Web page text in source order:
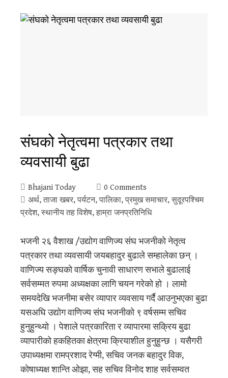
संघको नेतृत्वमा पत्रकार तथा
व्यवसायी बुढा
Bhajani Today
0 Comments
अर्थ, ताजा खबर, पर्यटन, पालिका, प्रमुख समाचार, सुदूरपश्‍चिम
प्रदेश, स्थानीय तह विशेष, हाम्रा जनप्रतिनिधि
भजनी २६ वैशाख /उद्योग वाणिज्य संघ भजनीकाे नेतृत्व
पत्रकार तथा व्यवसायी जयबहादुर बुढाले सम्हालेका छन् ।
वाणिज्य सङ्घको वार्षिक चुनावी साधारण सभाले बुढालाई
सर्वसम्मत रुपमा अध्यक्षका लागि चयन गरेको हो । लामो
समयदेखि भजनीमा बसेर व्यापार व्यवसाय गर्दै आउनुभएका बुढा
यसअघि उद्योग वाणिज्य संघ भजनीको ९ वर्षसम्म सचिव
हुनुहुन्थ्यो । पेशाले पत्रकारिता र व्यापारमा सक्रिय बुढा
व्यापारीको हकहितका क्षेत्रमा क्रियाशील हुनुहुन्छ । यसैगरी
उपाध्यक्षमा रामप्रशाद रेग्मी, सचिव जनक बहादुर विक,
कोषाध्यक्ष शान्ति ओझा, सह सचिव विनोद शाह सर्वसम्वत